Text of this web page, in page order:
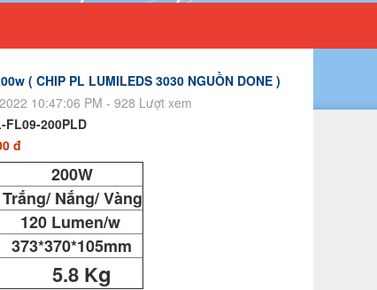
( CHIP PL LUMILEDS 3030 NGUỒN DONE )
10:47:06 PM - 928 Lượt xem
FL09-200PLD
đ
200W
Trắng/ Nắng/ Vàng
120 Lumen/w
373*370*105mm
5.8 Kg